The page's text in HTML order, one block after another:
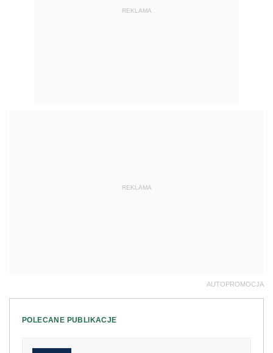
REKLAMA
REKLAMA
AUTOPROMOCJA
POLECANE PUBLIKACJE